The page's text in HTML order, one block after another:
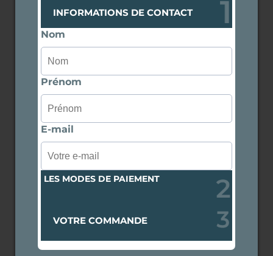
INFORMATIONS DE CONTACT
Nom
Prénom
E-mail
LES MODES DE PAIEMENT
VOTRE COMMANDE